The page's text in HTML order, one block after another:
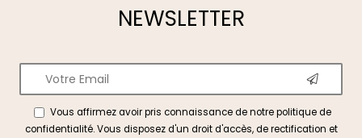
NEWSLETTER
Vous affirmez avoir pris connaissance de notrepolitique de
confidentialité. Vous disposez d'un droit d'accès, de rectification et